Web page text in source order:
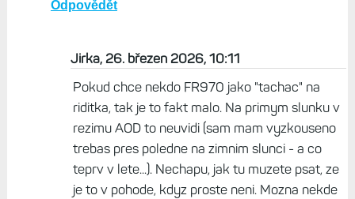
Odpovědět
Jirka, 26. březen 2026, 10:11
Pokud chce nekdo FR970 jako "tachac" na
riditka, tak je to fakt malo. Na primym slunku v
rezimu AOD to neuvidi (sam mam vyzkouseno
trebas pres poledne na zimnim slunci - a co
teprv v lete...). Nechapu, jak tu muzete psat, ze
je to v pohode, kdyz proste neni. Mozna nekde